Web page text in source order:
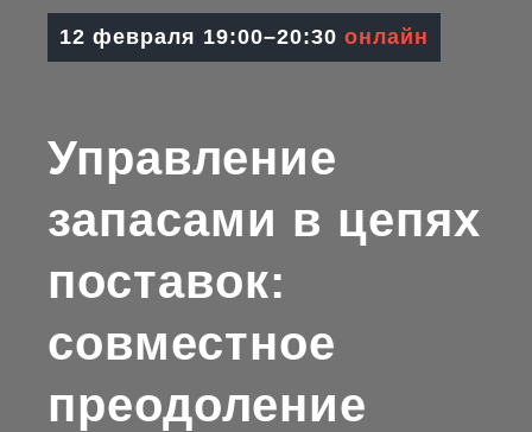
12 февраля 19:00–20:30 онлайн
Управление
запасами в цепях
поставок:
совместное
преодоление